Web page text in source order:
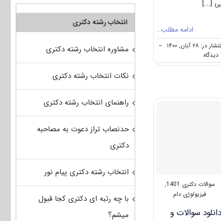
[...]
ادامه مطلب…
در: ۲۸ آبان, ۱۴۰۰
--
on
دانلود
آزمون
سوالات دکتری 1401
,
فیزیولوژی دام
سوالات و
انتخاب رشته دکتری
مشاوره انتخاب رشته دکتری
نکات انتخاب رشته دکتری
راهنمای انتخاب رشته دکتری
حدنصاب تراز دعوت به مصاحبه
دکتری
انتخاب رشته دکتری پیام نور
با چه رتبه ای دکتری کجا قبول
میشم؟